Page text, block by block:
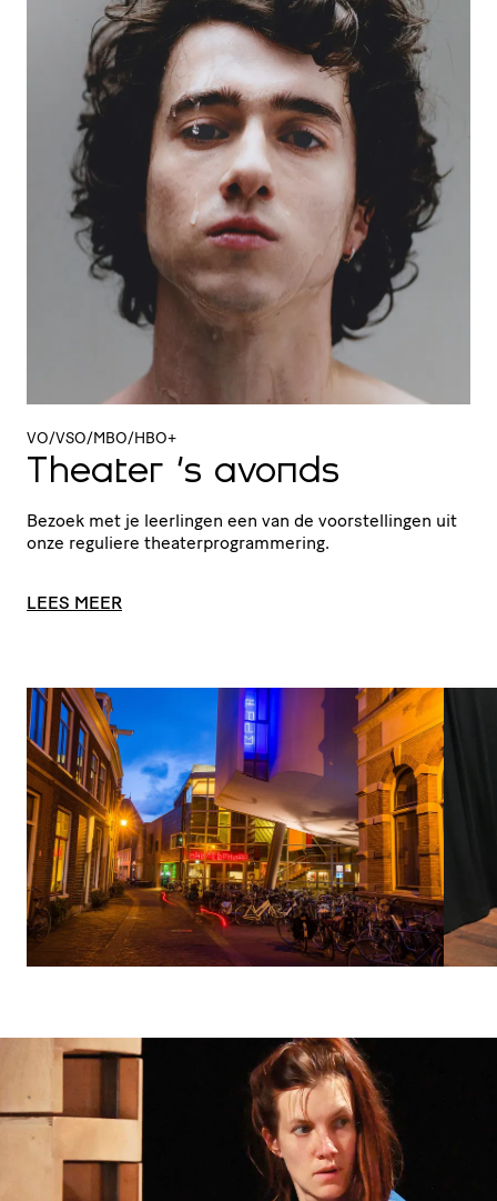
VO/VSO/MBO/HBO+
Theater 's avonds
Bezoek met je leerlingen een van de voor­stel­lingen uit
onze reguliere theaterprogrammering.
LEES MEER